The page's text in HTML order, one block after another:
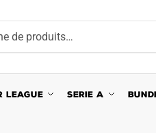
LEAGUE SERIE A